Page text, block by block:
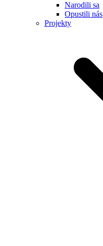
Narodili sa
Opustili nás
Projekty